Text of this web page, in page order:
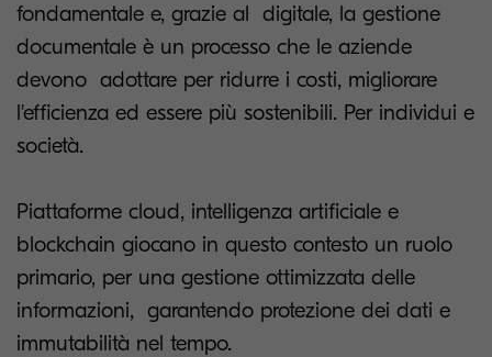
fondamentale e, grazie al digitale, la gestione
documentale è un processo che le aziende
devono adottare per ridurre i costi, migliorare
l'efficienza ed essere più sostenibili. Per individui e
società.
Piattaforme cloud, intelligenza artificiale e
blockchain giocano in questo contesto un ruolo
primario, per una gestione ottimizzata delle
informazioni, garantendo protezione dei dati e
immutabilità nel tempo.